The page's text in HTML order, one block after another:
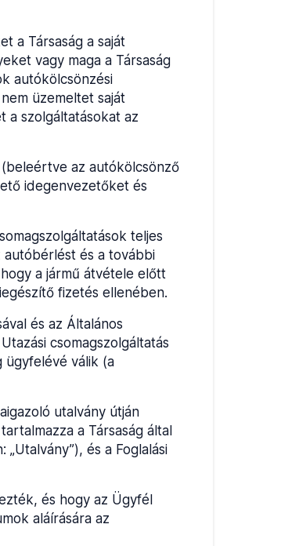
a Társaság a saját
vagy maga a Társaság
autókölcsönzési
üzemeltet saját
a szolgáltatásokat az
az autókölcsönző
idegenvezetőket és
teljes
autóbérlést és a további
a jármű átvétele előtt
fizetés ellenében.
és az Általános
csomagszolgáltatás
ügyfelévé válik (a
utalvány útján
a Társaság által
és a Foglalási
és hogy az Ügyfél
aláírására az